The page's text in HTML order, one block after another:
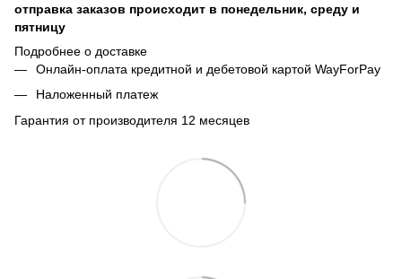
отправка заказов происходит в понедельник, среду и
пятницу
Подробнее о доставке
Онлайн-оплата кредитной и дебетовой картой WayForPay
Наложенный платеж
Гарантия от производителя 12 месяцев